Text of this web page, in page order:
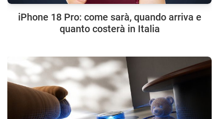
iPhone 18 Pro: come sarà, quando arriva e
quanto costerà in Italia